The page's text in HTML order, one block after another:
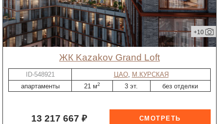
+10
ЖК Kazakov Grand Loft
ID-548921 ЦАО, М.КУРСКАЯ
апартаменты
21 м2 3 эт. без отделки
13 217 667 ₽